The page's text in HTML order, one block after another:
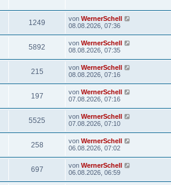
1249 von WernerSchell
08.08.2026, 07:36
5892 von WernerSchell
08.08.2026, 07:35
215 von WernerSchell
08.08.2026, 07:16
197 von WernerSchell
07.08.2026, 07:16
5525 von WernerSchell
07.08.2026, 07:10
258 von WernerSchell
06.08.2026, 07:02
697 von WernerSchell
06.08.2026, 06:59